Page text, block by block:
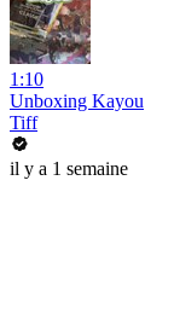
1:10
Unboxing Kayou
Tiff
il y a 1 semaine